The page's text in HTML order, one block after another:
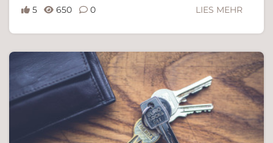
5 650 0 LIES MEHR
Ferdinand Bachinger